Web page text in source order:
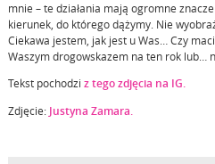
mnie – te działania mają ogromne
kierunek, do którego dążymy. Nie
Ciekawa jestem, jak jest u Was… Czy
Waszym drogowskazem na ten rok lub…
Tekst pochodzi z tego zdjęcia na IG.
Zdjęcie: Justyna Zamara.